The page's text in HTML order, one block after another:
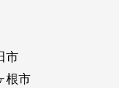
市
根市